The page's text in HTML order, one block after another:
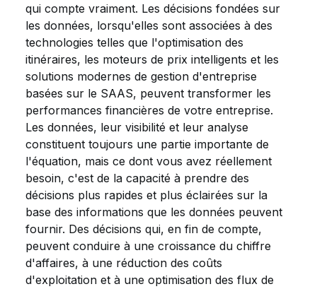
qui compte vraiment. Les décisions fondées sur
les données, lorsqu'elles sont associées à des
technologies telles que l'optimisation des
itinéraires, les moteurs de prix intelligents et les
solutions modernes de gestion d'entreprise
basées sur le SAAS, peuvent transformer les
performances financières de votre entreprise.
Les données, leur visibilité et leur analyse
constituent toujours une partie importante de
l'équation, mais ce dont vous avez réellement
besoin, c'est de la capacité à prendre des
décisions plus rapides et plus éclairées sur la
base des informations que les données peuvent
fournir. Des décisions qui, en fin de compte,
peuvent conduire à une croissance du chiffre
d'affaires, à une réduction des coûts
d'exploitation et à une optimisation des flux de